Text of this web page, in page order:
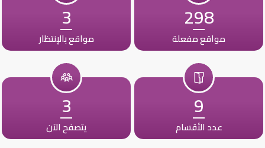
298
مواقع مفعلة
3
مواقع بالإنتظار
9
عدد الأقسام
3
يتصفح الآن